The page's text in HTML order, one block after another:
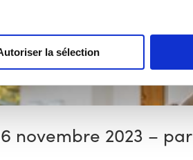
la sélection
novembre 2023 – par